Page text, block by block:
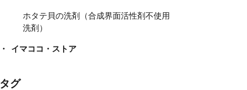
ホタテ貝の洗剤（合成界面活性剤不使用
洗剤）
イマココ・ストア
タグ